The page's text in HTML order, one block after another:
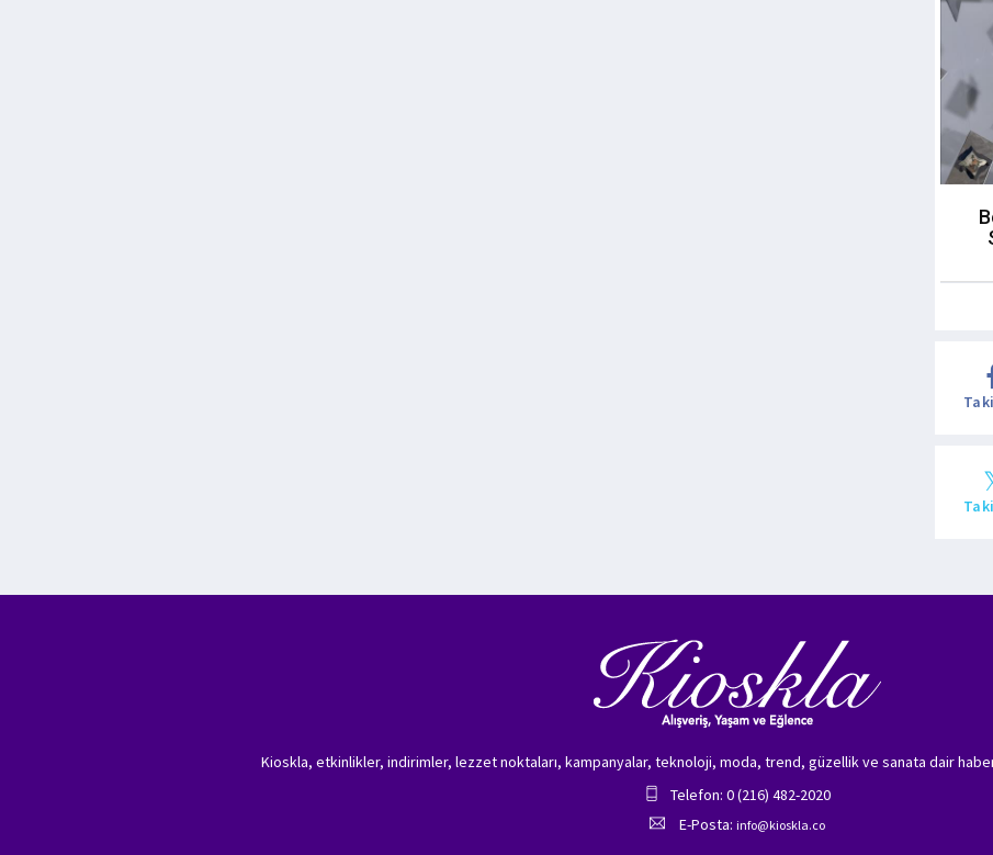
Kioskla, etkinlikler, indirimler, lezzet noktaları, kampanyalar, teknoloji, moda, trend, güzellik ve sanata dair
Telefon: 0 (216) 482-2020
E-Posta: info@kioskla.co